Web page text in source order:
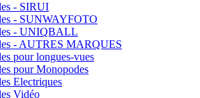
- SIRUI
- SUNWAYFOTO
- UNIQBALL
- AUTRES MARQUES
pour longues-vues
pour Monopodes
Electriques
Vidéo